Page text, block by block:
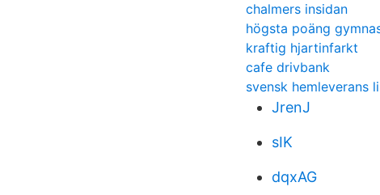
chalmers insidan
högsta poäng
kraftig hjartinfarkt
cafe drivbank
svensk hemleverans
JrenJ
sIK
dqxAG